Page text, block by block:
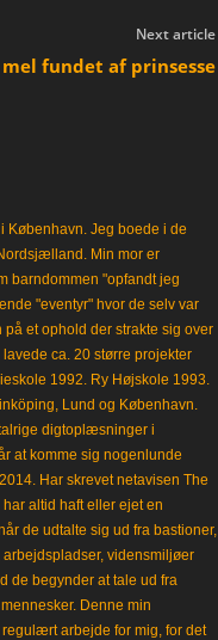
Next article
fundet af prinsesse
København. Jeg boede i de
Min mor er
barndommen "opfandt jeg
"eventyr" hvor de selv var
et ophold der strakte sig over
ca. 20 større projekter
1992. Ry Højskole 1993.
Lund og København.
digtoplæsninger i
at komme sig nogenlunde
Har skrevet netavisen The
altid haft eller ejet en
de udtalte sig ud fra bastioner,
vidensmiljøer
de begynder at tale ud fra
Denne min
arbejde for mig, for det